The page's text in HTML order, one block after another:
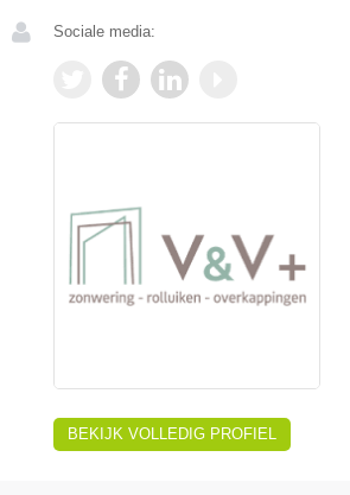
Sociale media:
BEKIJK VOLLEDIG PROFIEL